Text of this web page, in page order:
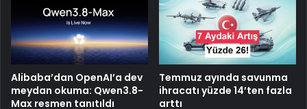
Alibaba’dan OpenAI’a dev
meydan okuma: Qwen3.8-
Max resmen tanıtıldı
Temmuz ayında savunma
ihracatı yüzde 14’ten fazla
arttı